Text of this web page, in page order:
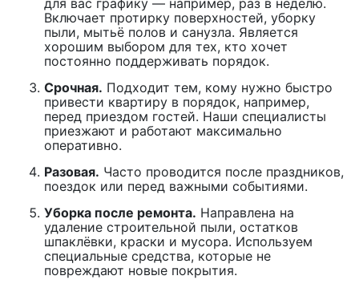
для вас графику — например, раз в неделю.
Включает протирку поверхностей, уборку
пыли, мытьё полов и санузла. Является
хорошим выбором для тех, кто хочет
постоянно поддерживать порядок.
Срочная. Подходит тем, кому нужно быстро
привести квартиру в порядок, например,
перед приездом гостей. Наши специалисты
приезжают и работают максимально
оперативно.
Разовая. Часто проводится после праздников,
поездок или перед важными событиями.
Уборка после ремонта. Направлена на
удаление строительной пыли, остатков
шпаклёвки, краски и мусора. Используем
специальные средства, которые не
повреждают новые покрытия.